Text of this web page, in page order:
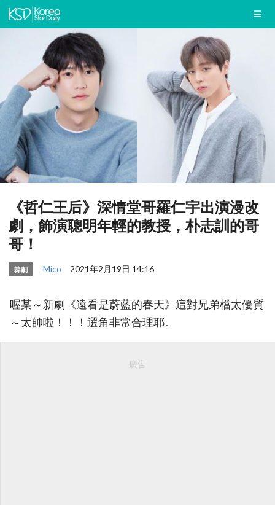
《哲仁王后》深情堂哥羅仁宇出演漫改
劇，飾演聰明年輕的教授，朴志訓的哥
哥！
韓劇 Mico 2021年2月19日 14:16
喔某～新劇《遠看是蔚藍的春天》這對兄弟檔太優質
～太帥啦！！！選角非常合理耶。
廣告